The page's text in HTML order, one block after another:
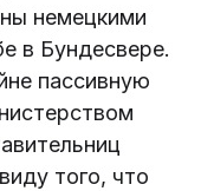
немецкими
в Бундесвере.
пассивную
того, что